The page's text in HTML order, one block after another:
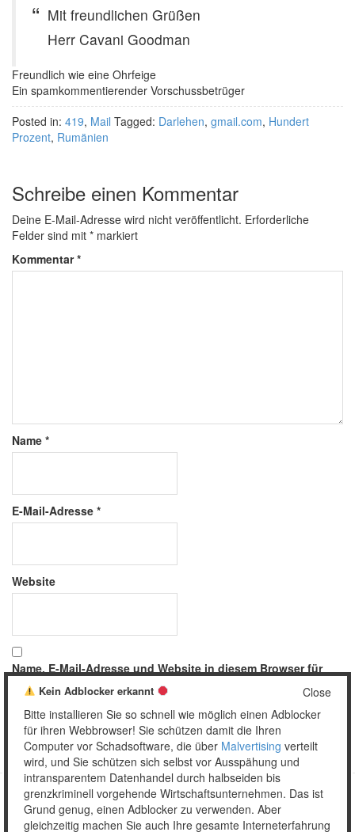
Mit freundlichen Grüßen
Herr Cavani Goodman
Freundlich wie eine Ohrfeige
Ein spamkommentierender Vorschussbetrüger
Posted in: 419, Mail Tagged: Darlehen, gmail.com, Hundert
Prozent, Rumänien
Schreibe einen Kommentar
Deine E-Mail-Adresse wird nicht veröffentlicht. Erforderliche
Felder sind mit * markiert
Kommentar*
Name *
E-Mail-Adresse *
Website
Name, E-Mail-Adresse und Website in diesem Browser für
meinen nächsten Kommentar speichern.
Copyright © 2026 Unser täglich Spam.
MobileWordPress Theme by themehall.com
Close
Kein Adblocker erkannt
Bitte installieren Sie so schnell wie möglich einen Adblocker
für ihren Webbrowser! Sie schützen damit die Ihren
Computer vor Schadsoftware, die über Malvertising verteilt
wird, und Sie schützen sich selbst vor Ausspähung und
intransparentem Datenhandel durch halbseiden bis
grenzkriminell vorgehende Wirtschaftsunternehmen. Das ist
Grund genug, einen Adblocker zu verwenden. Aber
gleichzeitig machen Sie auch Ihre gesamte Interneterfahrung